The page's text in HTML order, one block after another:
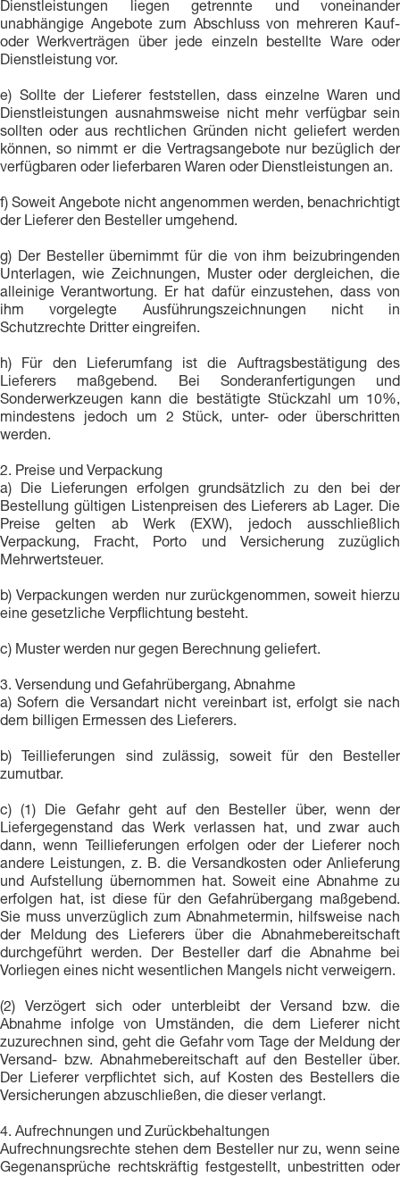
Dienstleistungen liegen getrennte und voneinander
unabhängige Angebote zum Abschluss von mehreren Kauf-
oder Werkverträgen über jede einzeln bestellte Ware oder
Dienstleistung vor.
e) Sollte der Lieferer feststellen, dass einzelne Waren und
Dienstleistungen ausnahmsweise nicht mehr verfügbar sein
sollten oder aus rechtlichen Gründen nicht geliefert werden
können, so nimmt er die Vertragsangebote nur bezüglich der
verfügbaren oder lieferbaren Waren oder Dienstleistungen an.
f) Soweit Angebote nicht angenommen werden, benachrichtigt
der Lieferer den Besteller umgehend.
g) Der Besteller übernimmt für die von ihm beizubringenden
Unterlagen, wie Zeichnungen, Muster oder dergleichen, die
alleinige Verantwortung. Er hat dafür einzustehen, dass von
ihm vorgelegte Ausführungszeichnungen nicht in
Schutzrechte Dritter eingreifen.
h) Für den Lieferumfang ist die Auftragsbestätigung des
Lieferers maßgebend. Bei Sonderanfertigungen und
Sonderwerkzeugen kann die bestätigte Stückzahl um 10%,
mindestens jedoch um 2 Stück, unter- oder überschritten
werden.
2. Preise und Verpackung
a) Die Lieferungen erfolgen grundsätzlich zu den bei der
Bestellung gültigen Listenpreisen des Lieferers ab Lager. Die
Preise gelten ab Werk (EXW), jedoch ausschließlich
Verpackung, Fracht, Porto und Versicherung zuzüglich
Mehrwertsteuer.
b) Verpackungen werden nur zurückgenommen, soweit hierzu
eine gesetzliche Verpflichtung besteht.
c) Muster werden nur gegen Berechnung geliefert.
3. Versendung und Gefahrübergang, Abnahme
a) Sofern die Versandart nicht vereinbart ist, erfolgt sie nach
dem billigen Ermessen des Lieferers.
b) Teillieferungen sind zulässig, soweit für den Besteller
zumutbar.
c) (1) Die Gefahr geht auf den Besteller über, wenn der
Liefergegenstand das Werk verlassen hat, und zwar auch
dann, wenn Teillieferungen erfolgen oder der Lieferer noch
andere Leistungen, z. B. die Versandkosten oder Anlieferung
und Aufstellung übernommen hat. Soweit eine Abnahme zu
erfolgen hat, ist diese für den Gefahrübergang maßgebend.
Sie muss unverzüglich zum Abnahmetermin, hilfsweise nach
der Meldung des Lieferers über die Abnahmebereitschaft
durchgeführt werden. Der Besteller darf die Abnahme bei
Vorliegen eines nicht wesentlichen Mangels nicht verweigern.
(2) Verzögert sich oder unterbleibt der Versand bzw. die
Abnahme infolge von Umständen, die dem Lieferer nicht
zuzurechnen sind, geht die Gefahr vom Tage der Meldung der
Versand- bzw. Abnahmebereitschaft auf den Besteller über.
Der Lieferer verpflichtet sich, auf Kosten des Bestellers die
Versicherungen abzuschließen, die dieser verlangt.
4. Aufrechnungen und Zurückbehaltungen
Aufrechnungsrechte stehen dem Besteller nur zu, wenn seine
Gegenansprüche rechtskräftig festgestellt, unbestritten oder